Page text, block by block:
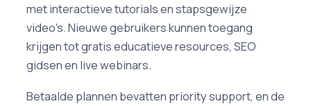
met interactieve tutorials en stapsgewijze
video's. Nieuwe gebruikers kunnen toegang
krijgen tot gratis educatieve resources, SEO
gidsen en live webinars.
Betaalde plannen bevatten priority support, en de